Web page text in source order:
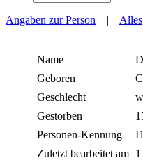
Angaben zur Person | Alles
Name
Geboren
Geschlecht
Gestorben
Personen-Kennung
Zuletzt bearbeitet am